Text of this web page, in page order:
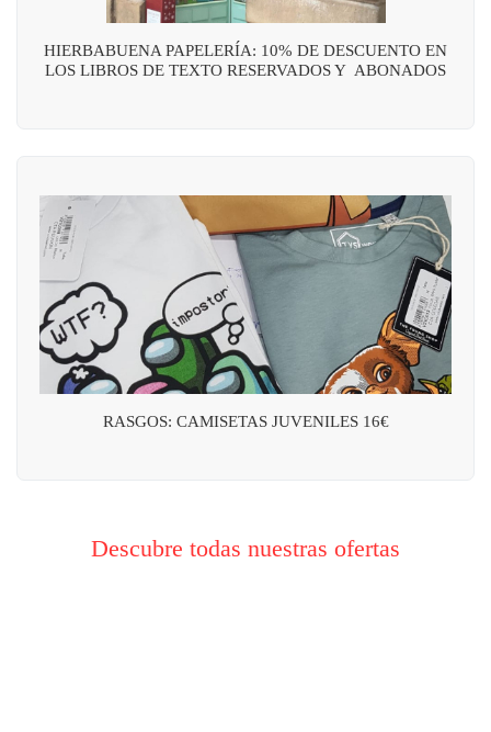
HIERBABUENA PAPELERÍA: 10% DE DESCUENTO EN
LOS LIBROS DE TEXTO RESERVADOS Y ABONADOS
RASGOS: CAMISETAS JUVENILES 16€
Descubre todas nuestras ofertas